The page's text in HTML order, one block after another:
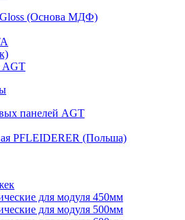
(Основа МДФ)
AGT
панелей AGT
PFLEIDERER (Польша)
для модуля 450мм
для модуля 500мм